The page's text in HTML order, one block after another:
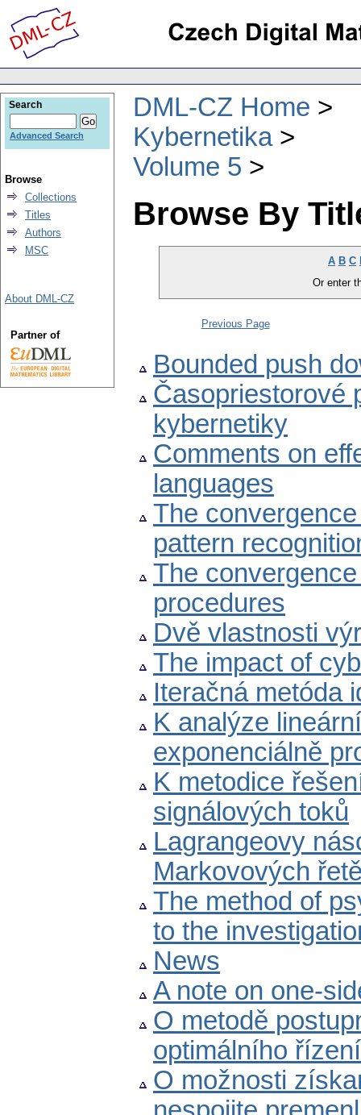
DML-CZ Home
Kybernetika
Volume 5
Browse By
A B C
Or enter
Previous Page
Bounded push
Časopriestorové
kybernetiky
Comments on
languages
The
pattern
The
procedures
Dvě vlastnosti
The impact of
Iteračná metóda
K analýze
exponenciálně
K metodice
signálových toků
Lagrangeovy
Markovových
The method of
to the
News
A note on one-
O metodě
optimálního
O možnosti
Search
Advanced Search
Browse
Collections
Titles
Authors
MSC
About DML-CZ
Partner of